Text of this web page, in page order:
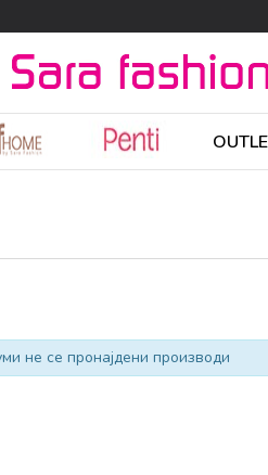
не се пронајдени производи